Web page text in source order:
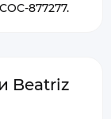
877277.
Beatriz